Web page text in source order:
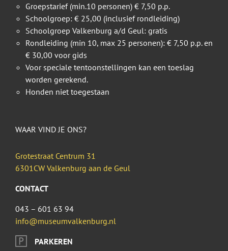
Groepstarief (min.10 personen) € 7,50 p.p.
Schoolgroep: € 25,00 (inclusief rondleiding)
Schoolgroep Valkenburg a/d Geul: gratis
Rondleiding (min 10, max 25 personen): € 7,50 p.p. en
€ 30,00 voor gids
Voor speciale tentoonstellingen kan een toeslag
worden gerekend.
Honden niet toegestaan
WAAR VIND JE ONS?
Grotestraat Centrum 31
6301CW Valkenburg aan de Geul
CONTACT
043 – 601 63 94
info@museumvalkenburg.nl
PARKEREN